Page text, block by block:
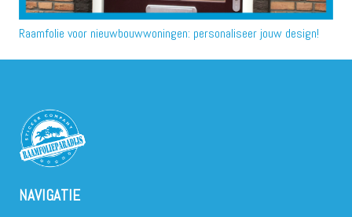
Raamfolie voor nieuwbouwwoningen: personaliseer jouw design!
NAVIGATIE